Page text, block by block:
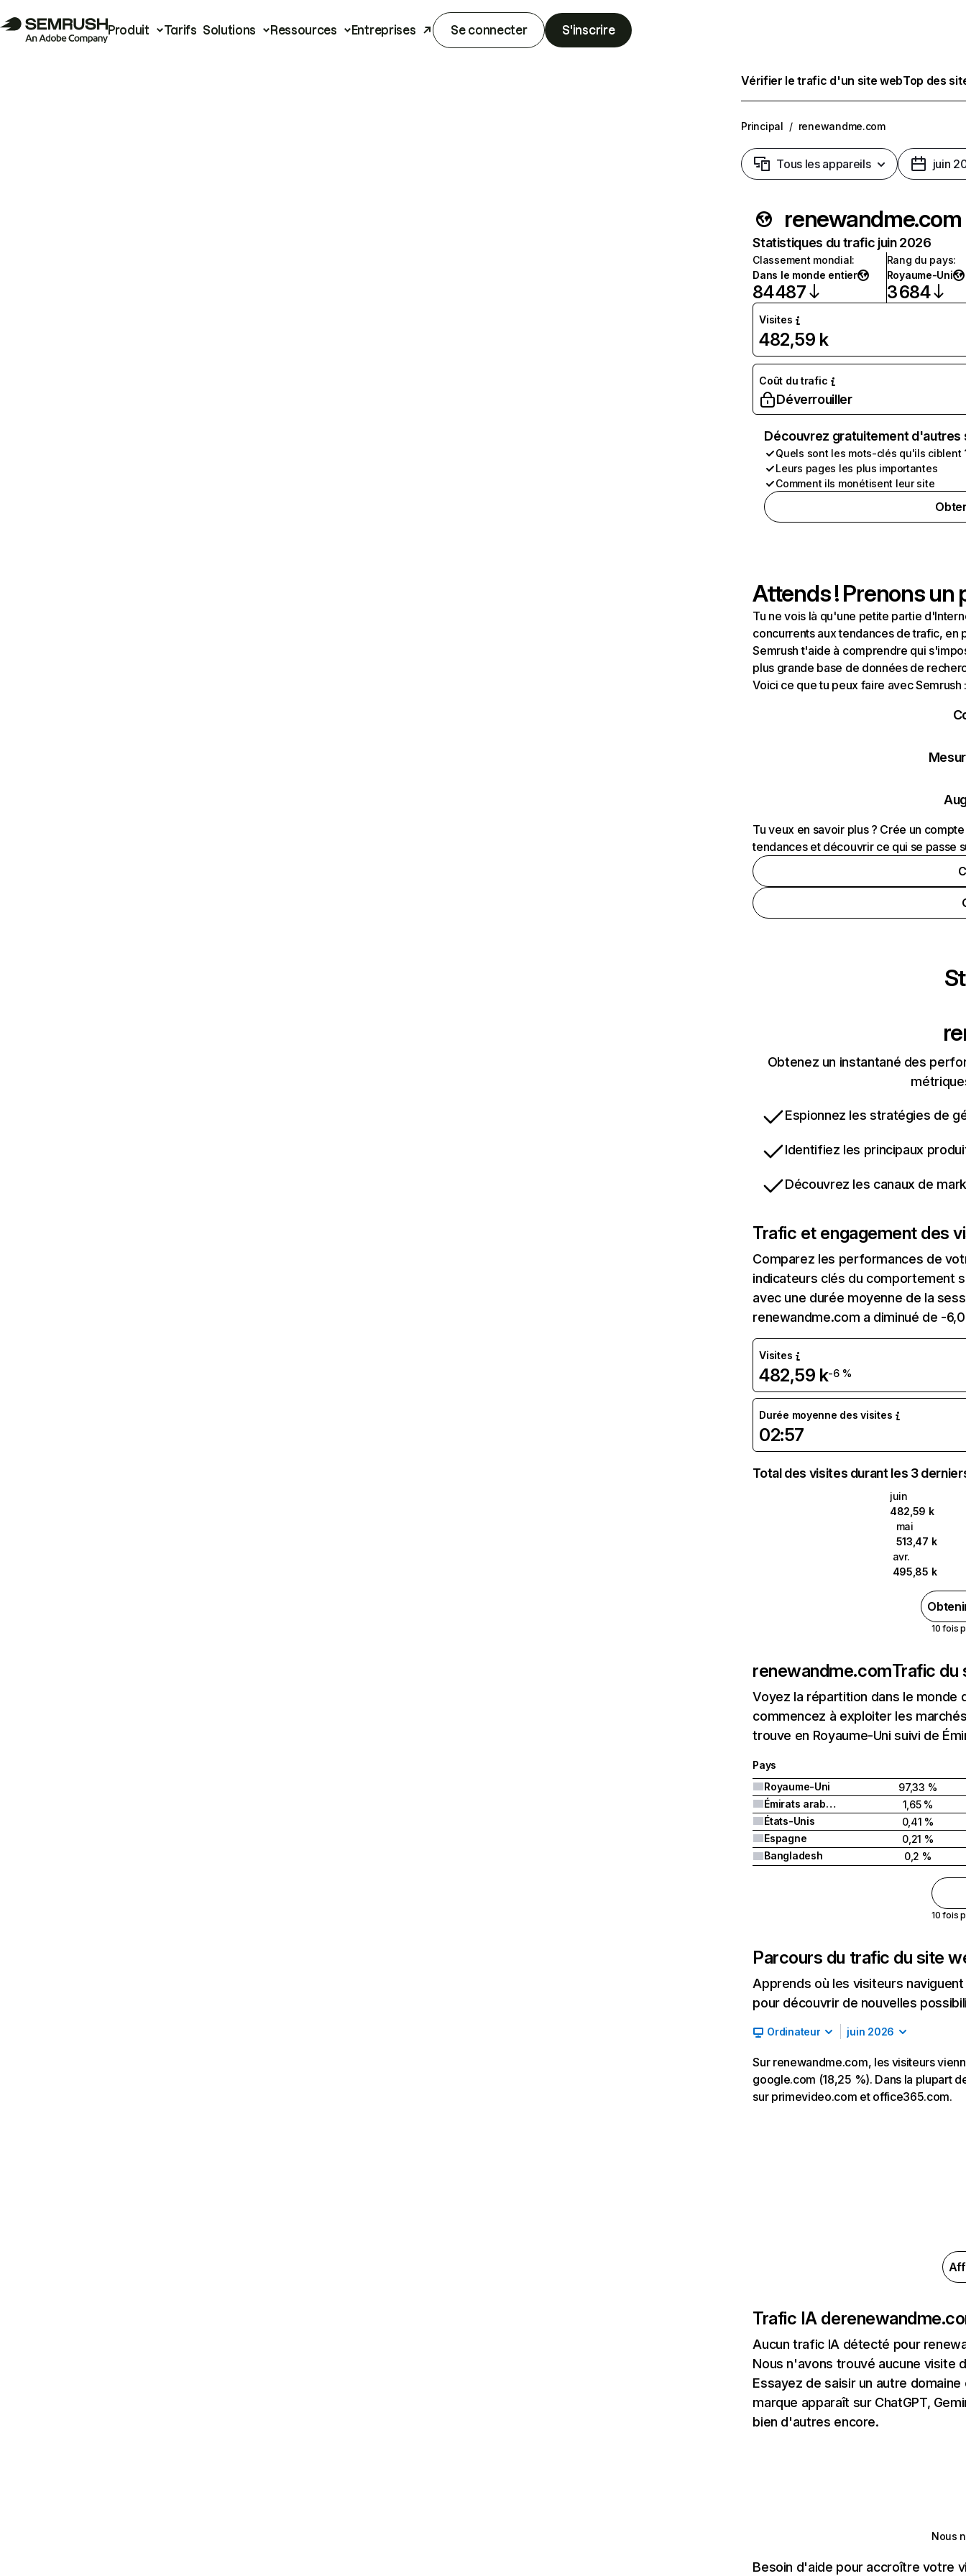
Produit Tarifs Solutions Ressources Entreprises Se connecter S'inscrire
Vérifier le trafic d'un site webTop des
Principal / renewandme.com
Tous les appareils juin
renewandme.com
Statistiques du trafic juin 2026
Classement mondial:
Dans le monde entier
84 487
Rang du pays:
Royaume-Uni
3 684
Visites
482,59 k
Coût du trafic
Déverrouiller
Découvrez gratuitement
Quels sont les mots-clés qu'ils ciblent
Leurs pages les plus importantes
Comment ils monétisent leur site
Attends ! Prenons un
Tu ne vois là qu'une petite partie
concurrents aux tendances de trafic, en
Semrush t'aide à comprendre qui
plus grande base de données de
Voici ce que tu peux faire avec Semrush
Tu veux en savoir plus ? Crée un
tendances et découvrir ce qui se passe
Obtenez un instantané des
Espionnez les stratégies de
Identifiez les principaux
Découvrez les canaux de
Trafic et engagement des
Comparez les performances de
indicateurs clés du comportement
avec une durée moyenne de la
renewandme.com a diminué de -
Visites
482,59 k-6 %
Durée moyenne des visites
02:57
Total des visites durant les 3
juin
482,59 k
mai
513,47 k
avr.
495,85 k
10 fois
renewandme.comTrafic du
Voyez la répartition dans le
commencez à exploiter les
trouve en Royaume-Uni suivi de
Pays
Royaume-Uni
97,33 %
Émirats arabes unis
1,65 %
États-Unis
0,41 %
Espagne
0,21 %
Bangladesh
0,2 %
10 fois
Parcours du trafic du site
Apprends où les visiteurs
pour découvrir de nouvelles
Ordinateur juin 2026
Sur renewandme.com, les visiteurs
google.com (18,25 %). Dans la plupart
sur primevideo.com et office365.com.
Trafic IA de
Aucun trafic IA détecté pour
Nous n'avons trouvé aucune visite
Essayez de saisir un autre
marque apparaît sur ChatGPT,
bien d'autres encore.
Nous
Besoin d'aide pour accroître votre